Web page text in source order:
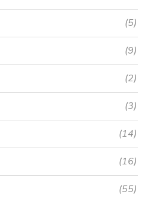
(5)
(9)
(2)
(3)
(14)
(16)
(55)